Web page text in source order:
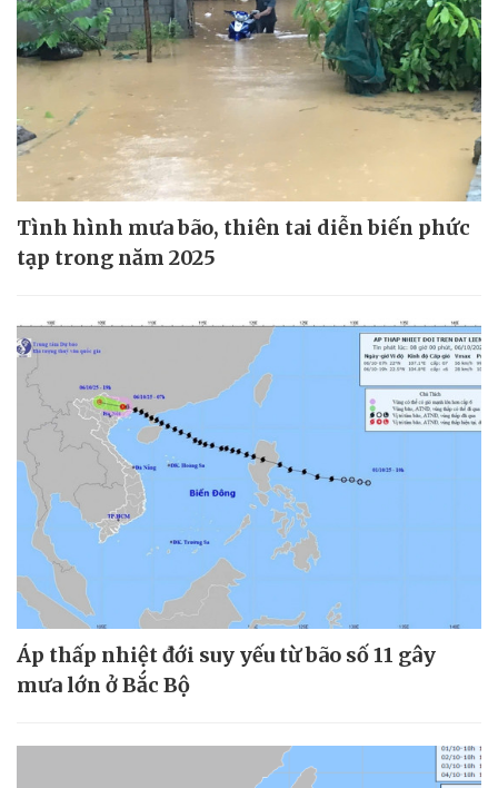
Tình hình mưa bão, thiên tai diễn biến phức
tạp trong năm 2025
Áp thấp nhiệt đới suy yếu từ bão số 11 gây
mưa lớn ở Bắc Bộ